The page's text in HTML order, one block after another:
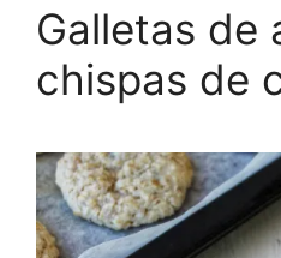
Galletas de
chispas de